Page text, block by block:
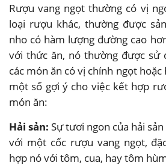
Rượu vang ngọt thường có vị
loại rượu khác, thường được
nho có hàm lượng đường cao
với thức ăn, nó thường được sử
các món ăn có vị chính ngọt
một số gợi ý cho việc kết hợp
món ăn:
Hải sản: Sự tươi ngon của hải
với một cốc rượu vang ngọt,
hợp nó với tôm, cua, hay tôm